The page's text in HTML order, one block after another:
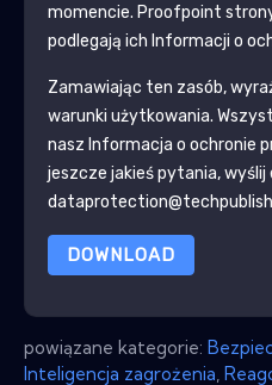
momencie. Proofpoint
podlegają ich Informacji o
Zamawiając ten zasób,
warunki użytkowania.
nasz Informacja o ochronie
jeszcze jakieś pytania, wyślij
DOWNLOAD
powiązane kategorie:
Inteligencja zagrożenia